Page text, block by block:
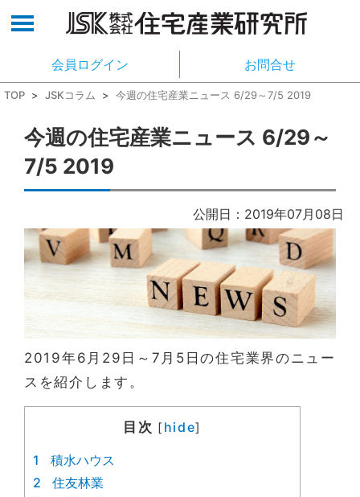
会員ログイン お問合せ
TOP > JSKコラム > 今週の住宅産業ニュース 6/29～7/5 2019
今週の住宅産業ニュース 6/29～
7/5 2019
公開日：2019年07月08日
2019年6月29日～7月5日の住宅業界のニュー
スを紹介します。
目次 [ hide]
1
積水ハウス
2
住友林業